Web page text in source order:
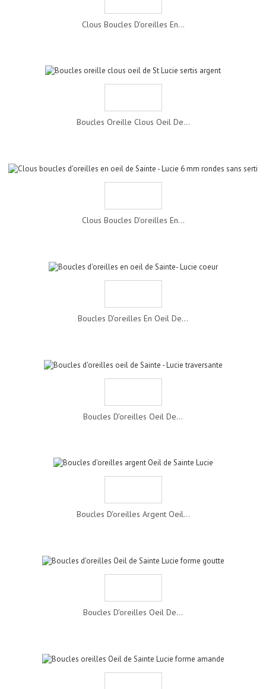
Clous Boucles D'oreilles En...
Boucles Oreille Clous Oeil De...
Clous Boucles D'oreilles En...
Boucles D'oreilles En Oeil De...
Boucles D'oreilles Oeil De...
Boucles D'oreilles Argent Oeil...
Boucles D'oreilles Oeil De...